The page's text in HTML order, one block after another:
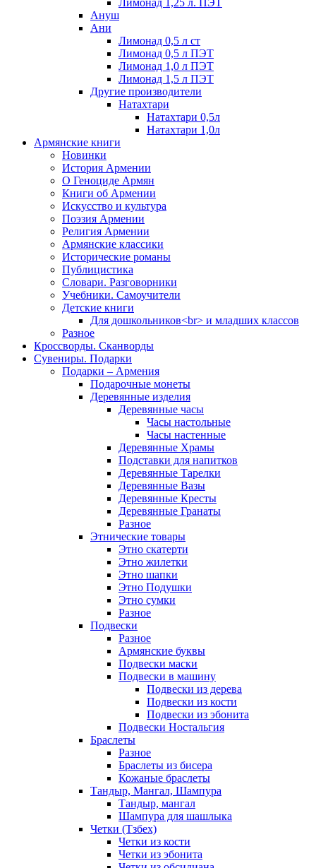
Лимонад 1,25 л. ПЭТ
Ануш
Ани
Лимонад 0,5 л ст
Лимонад 0,5 л ПЭТ
Лимонад 1,0 л ПЭТ
Лимонад 1,5 л ПЭТ
Другие производители
Натахтари
Натахтари 0,5л
Натахтари 1,0л
Армянские книги
Новинки
История Армении
О Геноциде Армян
Книги об Армении
Иcкусство и культура
Поэзия Армении
Религия Армении
Армянские классики
Исторические романы
Публицистика
Словари. Разговорники
Учебники. Самоучители
Детские книги
Для дошкольников<br> и младших классов
Разное
Кроссворды. Сканворды
Сувениры. Подарки
Подарки – Армения
Подарочные монеты
Деревянные изделия
Деревянные часы
Часы настольные
Часы настенные
Деревянные Храмы
Подставки для напитков
Деревянные Тарелки
Деревянные Вазы
Деревянные Кресты
Деревянные Гранаты
Разное
Этнические товары
Этно скатерти
Этно жилетки
Этно шапки
Этно Подушки
Этно сумки
Разное
Подвески
Разное
Армянские буквы
Подвески маски
Подвески в машину
Подвески из дерева
Подвески из кости
Подвески из эбонита
Подвески Ностальгия
Браслеты
Разное
Браслеты из бисера
Кожаные браслеты
Тандыр, Мангал, Шампура
Тандыр, мангал
Шампура для шашлыка
Четки (Тзбех)
Четки из кости
Четки из эбонита